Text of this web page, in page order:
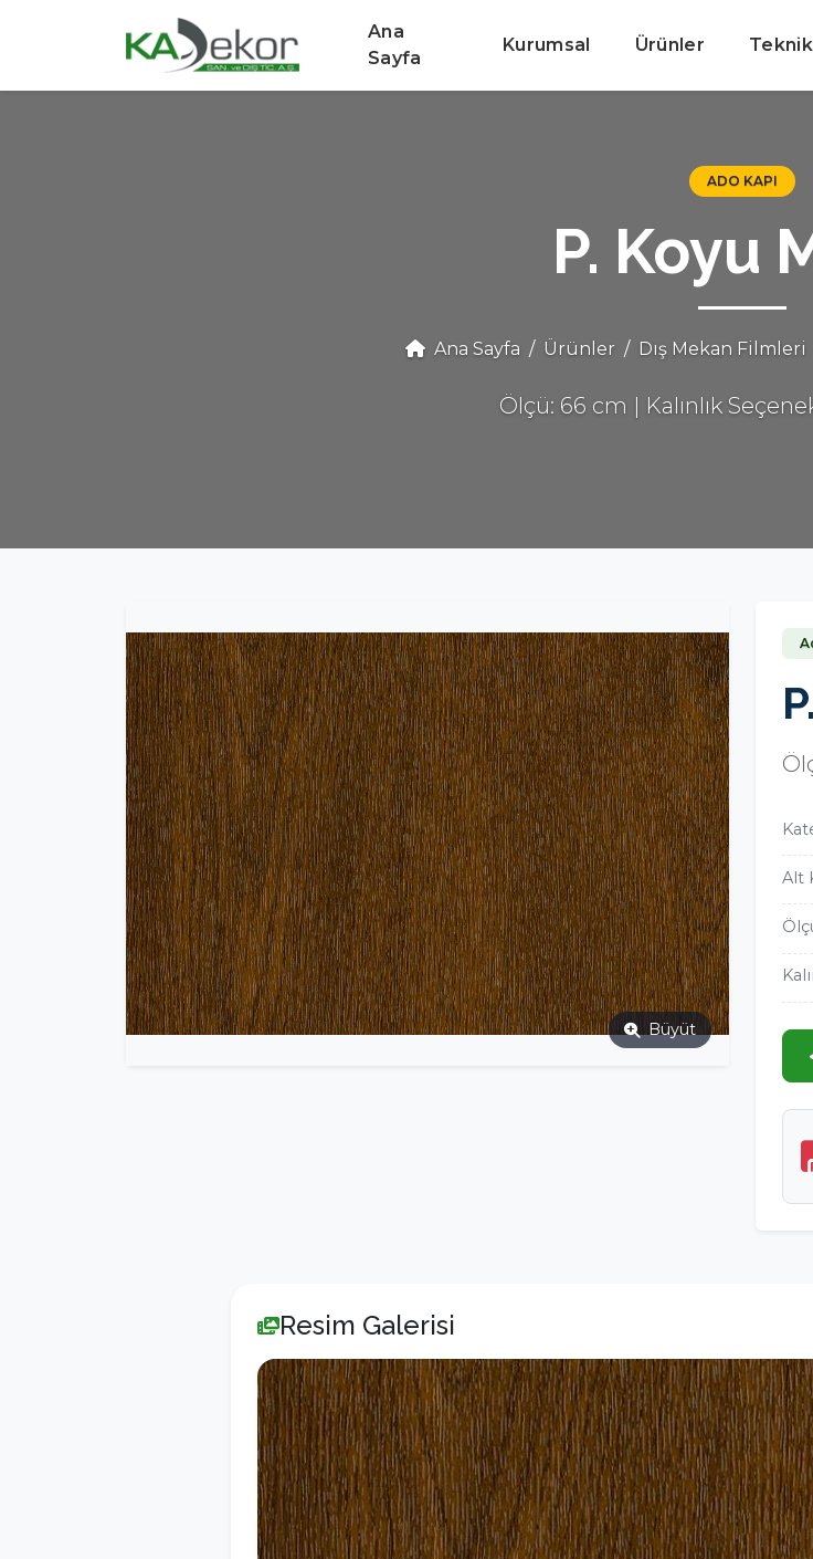
Ana
Sayfa
Kurumsal Ürünler Teknik
ADO KAPI
P. Koyu
Ana Sayfa Ürünler Dış Mekan Filmleri
Ölçü: 66 cm | Kalınlık
Büyüt
Alt
Resim Galerisi